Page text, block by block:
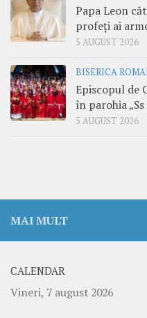
Papa Leon
profeți ai
5 AUGUST 2026
BISERICA
Episcopul de
în parohia
5 AUGUST 2026
MAI MULT
CALENDAR
Vineri, 7 august 2026